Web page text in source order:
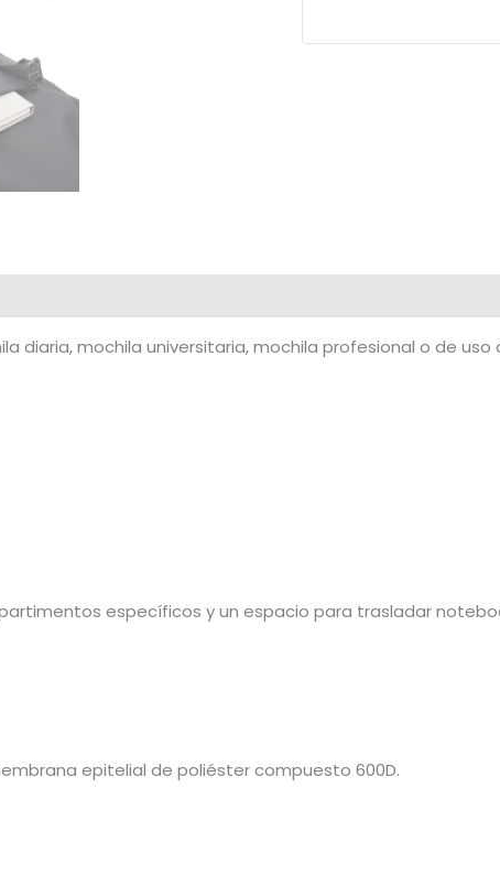
diaria, mochila universitaria, mochila profesional o de uso
específicos y un espacio para trasladar
epitelial de poliéster compuesto 600D.